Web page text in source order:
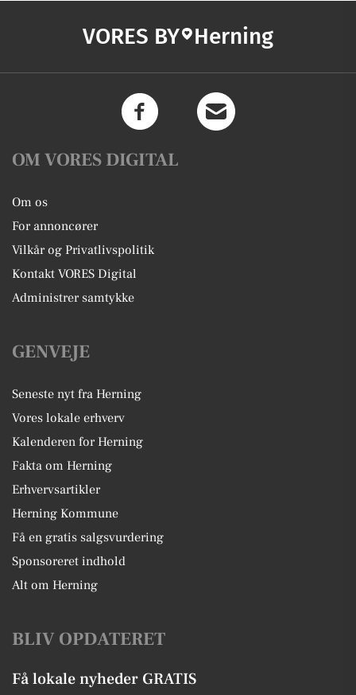
VORES BY Herning
OM VORES DIGITAL
Om os
For annoncører
Vilkår og Privatlivspolitik
Kontakt VORES Digital
Administrer samtykke
GENVEJE
Seneste nyt fra Herning
Vores lokale erhverv
Kalenderen for Herning
Fakta om Herning
Erhvervsartikler
Herning Kommune
Få en gratis salgsvurdering
Sponsoreret indhold
Alt om Herning
BLIV OPDATERET
Få lokale nyheder GRATIS